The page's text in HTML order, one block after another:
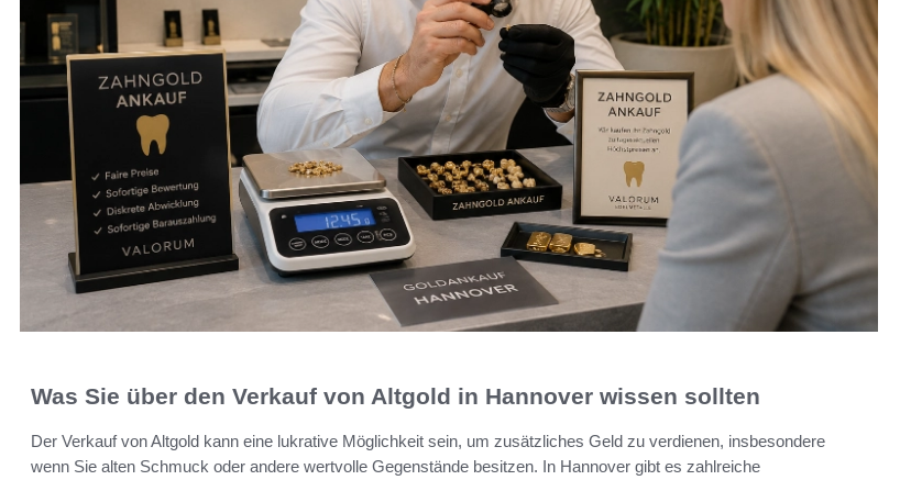
Was Sie über den Verkauf von Altgold in Hannover wissen sollten
Der Verkauf von Altgold kann eine lukrative Möglichkeit sein, um zusätzliches Geld zu verdienen, insbesondere
wenn Sie alten Schmuck oder andere wertvolle Gegenstände besitzen. In Hannover gibt es zahlreiche